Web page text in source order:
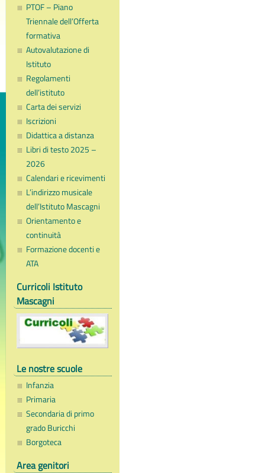
PTOF – Piano
Triennale dell’Offerta
formativa
Autovalutazione di
Istituto
Regolamenti
dell’istituto
Carta dei servizi
Iscrizioni
Didattica a distanza
Libri di testo 2025 –
2026
Calendari e ricevimenti
L’indirizzo musicale
dell’Istituto Mascagni
Orientamento e
continuità
Formazione docenti e
ATA
Curricoli Istituto
Mascagni
Le nostre scuole
Infanzia
Primaria
Secondaria di primo
grado Buricchi
Borgoteca
Area genitori